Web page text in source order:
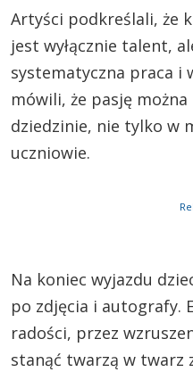
Artyści podkreślali, że
jest wyłącznie talent,
systematyczna praca i
mówili, że pasję
dziedzinie, nie tylko w
uczniowie.
Na koniec wyjazdu
po zdjęcia i autografy.
radości, przez
stanąć twarzą w twarz